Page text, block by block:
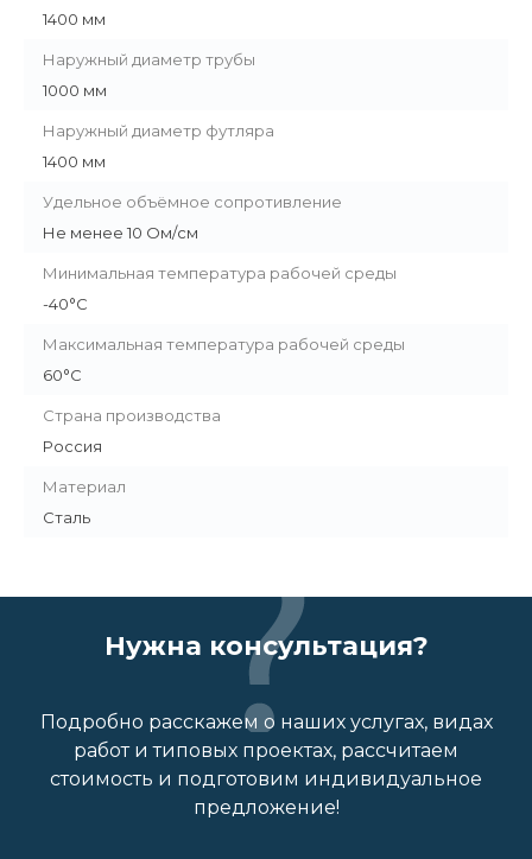
1400 мм
Наружный диаметр трубы
1000 мм
Наружный диаметр футляра
1400 мм
Удельное объёмное сопротивление
Не менее 10 Ом/см
Минимальная температура рабочей среды
-40°С
Максимальная температура рабочей среды
60°С
Страна производства
Россия
Материал
Сталь
Нужна консультация?
Подробно расскажем о наших услугах, видах
работ и типовых проектах, рассчитаем
стоимость и подготовим индивидуальное
предложение!